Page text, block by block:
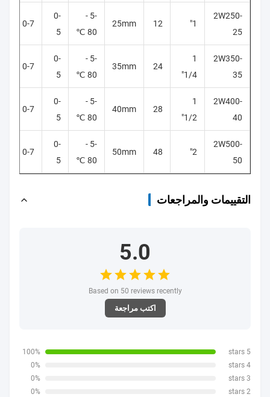
2W250-
25
1"
12
25mm
-5 -
80 ℃
0-
5
0-7
2W350-
35
1
1/4"
24
35mm
-5 -
80 ℃
0-
5
0-7
2W400-
40
1
1/2"
28
40mm
-5 -
80 ℃
0-
5
0-7
2W500-
50
2"
48
50mm
-5 -
80 ℃
0-
5
0-7
التقييمات والمراجعات
5.0
Based on 50 reviews recently
اكتب مراجعة
5 stars
100%
4 stars
0%
3 stars
0%
2 stars
0%